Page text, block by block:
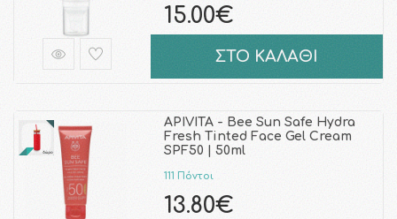
15.00€
ΣΤΟ ΚΑΛΑΘΙ
APIVITA - Bee Sun Safe Hydra
Fresh Tinted Face Gel Cream
SPF50 | 50ml
111 Πόντοι
13.80€